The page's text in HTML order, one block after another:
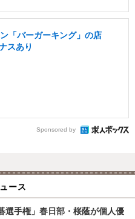
「バーガーキング」の店
スあり
Sponsored by
ース
選手権」春日部・桜蔭が個人優